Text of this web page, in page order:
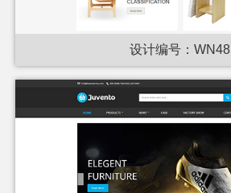
设计编号：WN48